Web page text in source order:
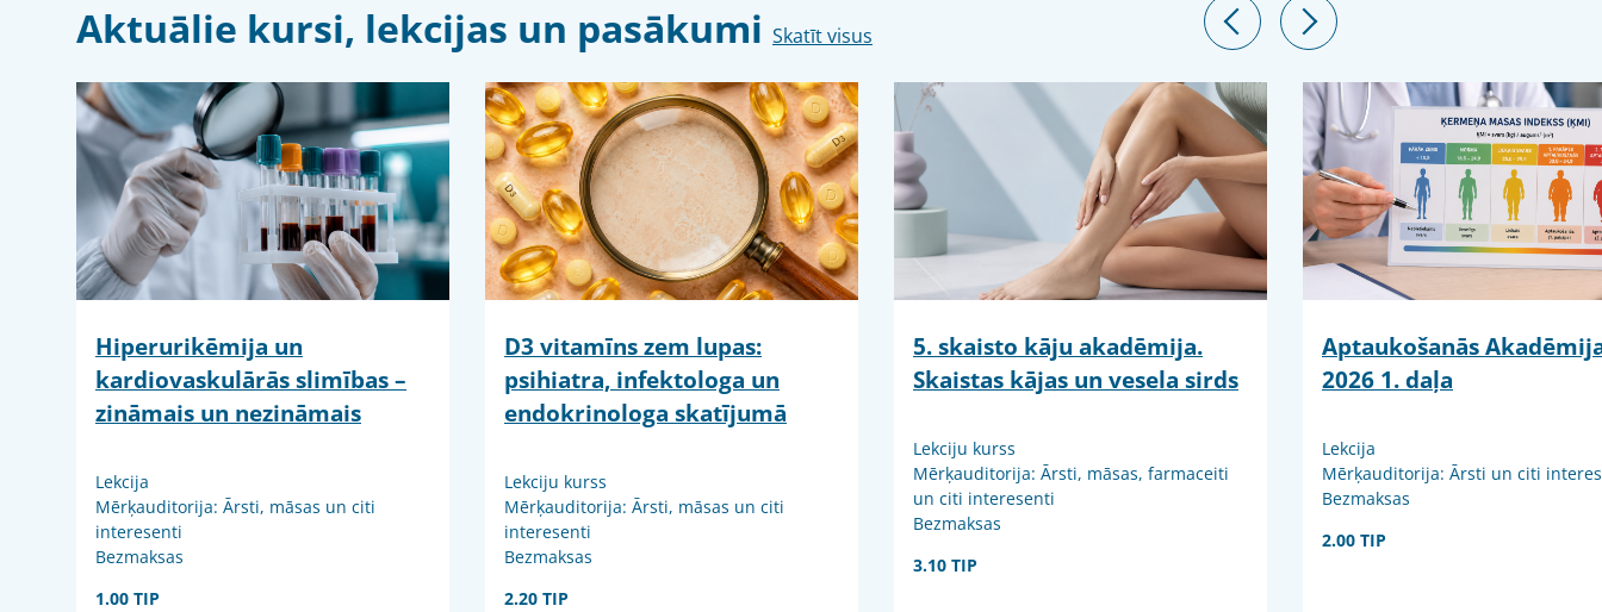
Aktuālie kursi, lekcijas un pasākumi Skatīt visus
Hiperurikēmija un
kardiovaskulārās slimības –
zināmais un nezināmais
Lekcija
Mērķauditorija: Ārsti, māsas un citi
interesenti
Bezmaksas
1.00 TIP
D3 vitamīns zem lupas:
psihiatra, infektologa un
endokrinologa skatījumā
Lekciju kurss
Mērķauditorija: Ārsti, māsas un citi
interesenti
Bezmaksas
2.20 TIP
5. skaisto kāju akadēmija.
Skaistas kājas un vesela sirds
Lekciju kurss
Mērķauditorija: Ārsti, māsas, farmaceiti
un citi interesenti
Bezmaksas
3.10 TIP
Aptaukošanās
2026 1. daļa
Lekcija
Mērķauditorija: Ārsti un citi
Bezmaksas
2.00 TIP